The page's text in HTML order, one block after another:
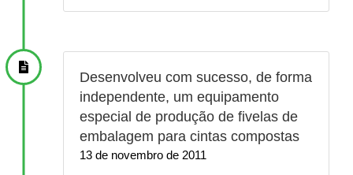
Desenvolveu com sucesso, de forma
independente, um equipamento
especial de produção de fivelas de
embalagem para cintas compostas
13 de novembro de 2011